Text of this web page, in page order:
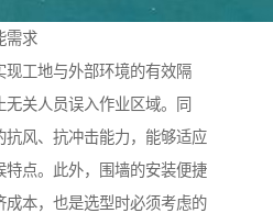
需求
工地与外部环境的有效隔
关人员误入作业区域。同
抗风、抗冲击能力，能够适应
点。此外，围墙的安装便捷
本，也是选型时必须考虑的